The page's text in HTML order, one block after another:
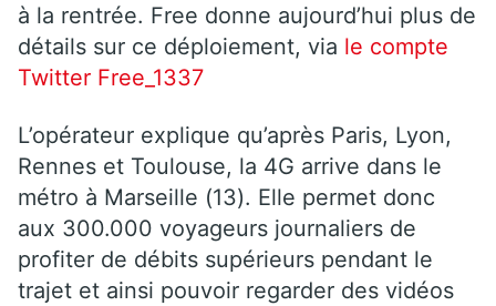
à la rentrée. Free donne aujourd’hui plus de
détails sur ce déploiement, via le compte
Twitter Free_1337
L’opérateur explique qu’après Paris, Lyon,
Rennes et Toulouse, la 4G arrive dans le
métro à Marseille (13). Elle permet donc
aux 300.000 voyageurs journaliers de
profiter de débits supérieurs pendant le
trajet et ainsi pouvoir regarder des vidéos